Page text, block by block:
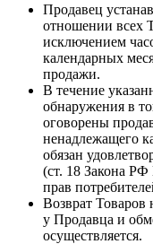
Продавец
отношении всех
исключением
календарных
продажи.
В течение
обнаружения в
оговорены
ненадлежащего
обязан
(ст. 18 Закона
прав
Возврат Товаров
у Продавца и
осуществляется.